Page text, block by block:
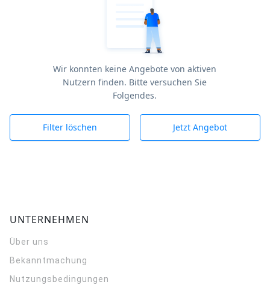
Wir konnten keine Angebote von aktiven
Nutzern finden. Bitte versuchen Sie
Folgendes.
Filter löschen Jetzt Angebot
UNTERNEHMEN
Über uns
Bekanntmachung
Nutzungsbedingungen